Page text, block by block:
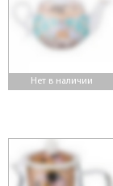
Нет в наличии